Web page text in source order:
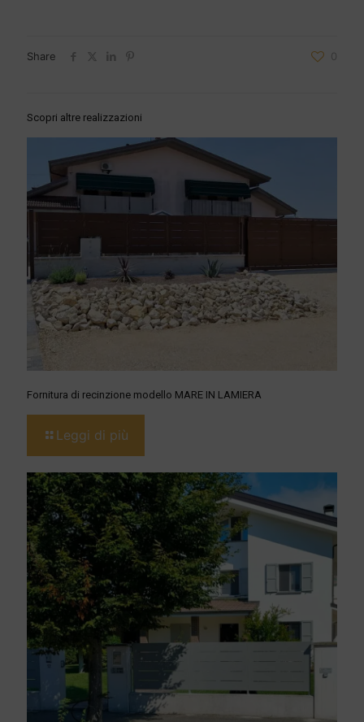
Share 0
Scopri altre realizzazioni
Fornitura di recinzione modello MARE IN LAMIERA
Leggi di più